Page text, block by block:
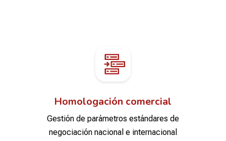
Homologación comercial
Gestión de parámetros estándares de
negociación nacional e internacional